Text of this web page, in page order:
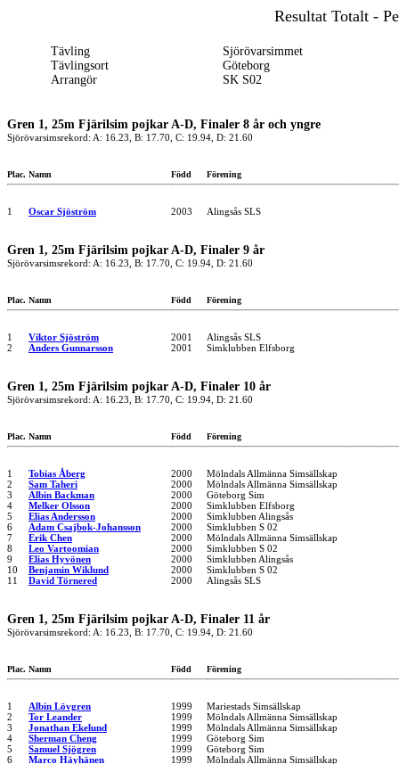
Resultat Totalt -
Tävling
Sjörövarsimmet
Tävlingsort
Göteborg
Arrangör
SK S02
Gren 1, 25m Fjärilsim pojkar A-D, Finaler 8 år och yngre
Sjörövarsimsrekord: A: 16.23, B: 17.70, C: 19.94, D: 21.60
Plac. Namn Född Förening
1 Oscar Sjöström 2003 Alingsås SLS
Gren 1, 25m Fjärilsim pojkar A-D, Finaler 9 år
Sjörövarsimsrekord: A: 16.23, B: 17.70, C: 19.94, D: 21.60
Plac. Namn Född Förening
1 Viktor Sjöström 2001
Alingsås SLS
2
Anders Gunnarsson 2001 Simklubben Elfsborg
Gren 1, 25m Fjärilsim pojkar A-D, Finaler 10 år
Sjörövarsimsrekord: A: 16.23, B: 17.70, C: 19.94, D: 21.60
Plac. Namn Född Förening
1 Tobias Åberg 2000
Mölndals Allmänna Simsällskap
2
Sam Taheri 2000
Mölndals Allmänna Simsällskap
3
Albin Backman 2000
Göteborg Sim
4
Melker Olsson 2000
Simklubben Elfsborg
5
Elias Andersson 2000
Simklubben Alingsås
6
Adam Csajbok-Johansson 2000
Simklubben S 02
7
Erik Chen 2000
Mölndals Allmänna Simsällskap
8
Leo Vartoomian 2000
Simklubben S 02
9
Elias Hyvönen 2000
Simklubben Alingsås
10
Benjamin Wiklund 2000
Simklubben S 02
11
David Törnered 2000 Alingsås SLS
Gren 1, 25m Fjärilsim pojkar A-D, Finaler 11 år
Sjörövarsimsrekord: A: 16.23, B: 17.70, C: 19.94, D: 21.60
Plac. Namn Född Förening
1 Albin Lövgren 1999
Mariestads Simsällskap
2
Tor Leander 1999
Mölndals Allmänna Simsällskap
3
Jonathan Ekelund 1999
Mölndals Allmänna Simsällskap
4
Sherman Cheng 1999
Göteborg Sim
5
Samuel Sjögren 1999
Göteborg Sim
6
Marco Häyhänen 1999
Mölndals Allmänna Simsällskap